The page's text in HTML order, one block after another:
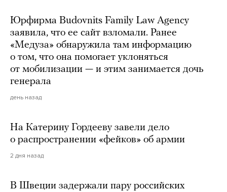
Юрфирма Budovnits Family Law Agency
заявила, что ее сайт взломали. Ранее
«Медуза» обнаружила там информацию
о том, что она помогает уклоняться
от мобилизации — и этим занимается дочь
генерала
день назад
На Катерину Гордееву завели дело
о распространении «фейков» об армии
2 дня назад
В Швеции задержали пару российских